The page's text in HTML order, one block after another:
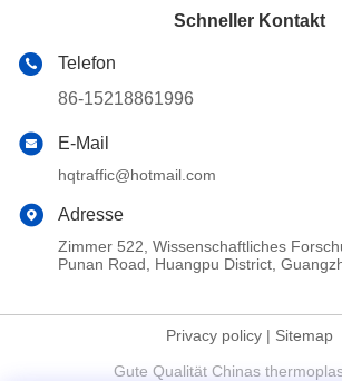
Schneller Kontakt
Telefon
86-15218861996
E-Mail
hqtraffic@hotmail.com
Adresse
Zimmer 522, Wissenschaftliches
Punan Road, Huangpu District,
Privacy policy | Sitemap
Gute Qualität Chinas